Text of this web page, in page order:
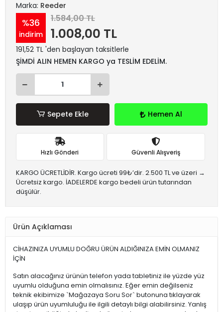
Marka: Reeder
%36
indirim
1.584,00 TL
1.008,00 TL
191,52 TL 'den başlayan taksitlerle
ŞİMDİ ALIN HEMEN KARGO ya TESLİM EDELİM.
Sepete Ekle Hemen Al
Hızlı Gönderi Güvenli Alışveriş
KARGO ÜCRETLİDİR. Kargo ücreti 99₺’dir. 2.500 TL ve üzeri →
Ücretsiz kargo. İADELERDE kargo bedeli ürün tutarından
düşülür.
Ürün Açıklaması
CİHAZINIZA UYUMLU DOĞRU ÜRÜN ALDIĞINIZA EMİN OLMANIZ
İÇİN
Satın alacağınız ürünün telefon yada tabletiniz ile yüzde yüz
uyumlu olduğuna emin olmalısınız. Eğer emin değilseniz
teknik ekibimize `Mağazaya Soru Sor` butonuna tıklayarak
ulaşıp ürün uyumluluğu ile ilgili detaylı bilgi alabilirsiniz. Yanlış